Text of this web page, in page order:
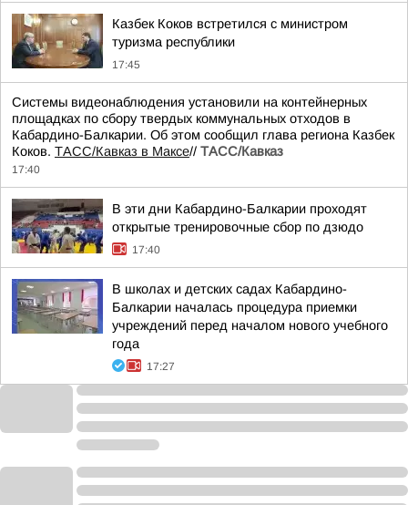
Казбек Коков встретился с министром
туризма республики
17:45
Системы видеонаблюдения установили на контейнерных
площадках по сбору твердых коммунальных отходов в
Кабардино-Балкарии. Об этом сообщил глава региона Казбек
Коков. ТАСС/Кавказ в Максе// ТАСС/Кавказ
17:40
В эти дни Кабардино-Балкарии проходят
открытые тренировочные сбор по дзюдо
17:40
В школах и детских садах Кабардино-
Балкарии началась процедура приемки
учреждений перед началом нового учебного
года
17:27